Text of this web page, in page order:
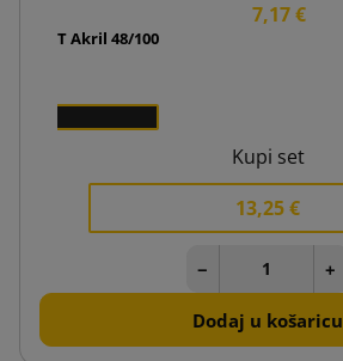
Akril 48/100
7,17 €
Kupi set
13,25 €
− +
Dodaj u košaricu